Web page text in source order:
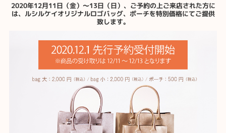
2020年12月11日（金）～13日（日）、ご予約の上ご来店された方に
は、ルシルケイオリジナルロゴバッグ、ポーチを特別価格にてご提供
致します。